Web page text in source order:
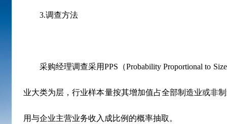
3.调查方法
采购经理调查采用PPS （Probability Proportional to Size
业大类为层，行业样本量按其增加值占全部制造业或非
用与企业主营业务收入成比例的概率抽取。